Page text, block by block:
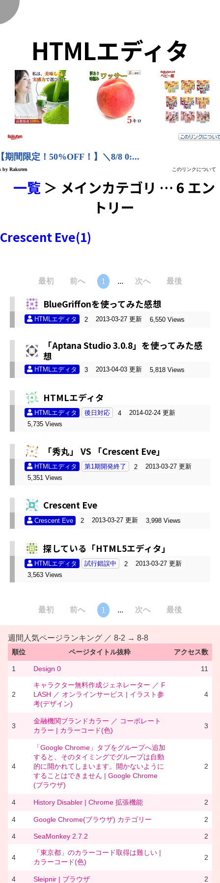
HTMLエディタ
一覧＞ メインカテゴリ … 6 エン
トリー
Crescent Eve(1)
最初 前へ 1 ... 次へ 最後
BlueGriffonを使ってみた感想
HTMLエディタ 2 2013-03-27 更新 6,550 Views
「Aptana Studio 3.0.8」を使ってみた感
想
HTMLエディタ 3 2013-04-03 更新 5,818 Views
HTMLエディタ
HTMLエディタ 後日対応 4
2014-02-24 更新
5,735 Views
「秀丸」 VS 「Crescent Eve」
HTMLエディタ 第1期開発終了 2
2013-03-27 更新
5,351 Views
Crescent Eve
Crescent Eve 2 2013-03-27 更新 3,998 Views
探している「HTML5エディタ」
HTMLエディタ 試行錯誤中 2
2013-03-27 更新
3,563 Views
最初 前へ 1 ... 次へ 最後
週間人気ページランキング ／ 8-2 → 8-8
順位 ページタイトル抜粋 アクセス数
1 Design 0 11
2
キャラクター無料作成ジェネレーター ／ F
LASH ／ オンラインサービス | イラスト参
考(デザイン)
4
3
金融機関ブランドカラー ／ コーポレート
カラー | カラーコード(色)
3
4
「Google Chrome」タブをグループへ追加
すると、そのタイミングでグループは自動
的に開かれてしまいます。開かないように
することはできません | Google Chrome
(ブラウザ)
2
4 History Disabler | Chrome 拡張機能 2
4 Google Chrome(ブラウザ) カテゴリー 2
4 SeaMonkey 2.7.2 2
4
「東京都」のカラーコード取得は難しい |
カラーコード(色)
2
4 Sleipnir | ブラウザ 2